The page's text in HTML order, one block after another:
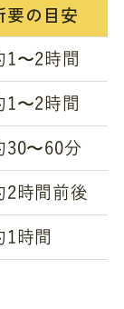
要の目安
1〜2時間
1〜2時間
30〜60分
2時間前後
1時間